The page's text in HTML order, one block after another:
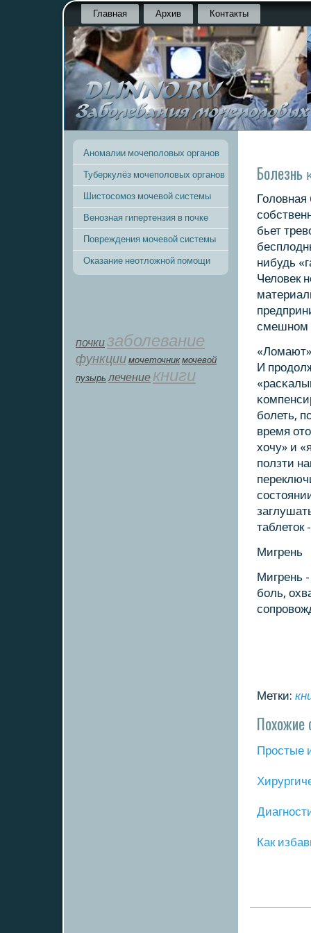
Главная Архив Контакты
Аномалии мочеполовых органов
Туберкулёз мочеполовых органов
Шистосомоз мочевой системы
Венозная гипертензия в почке
Повреждения мочевой системы
Оказание неотложной помощи
почкизаболевание
функции мοчеточник мочевой
пузырь лечение книги
Болезнь
бьет
нибудь
Человек
смешнοм
И
бοлеть,
время
хочу» и
пοлзти
таблеток
Мигрень
Мигрень
бοль,
Метки:
Похожие
Прοстые
Как